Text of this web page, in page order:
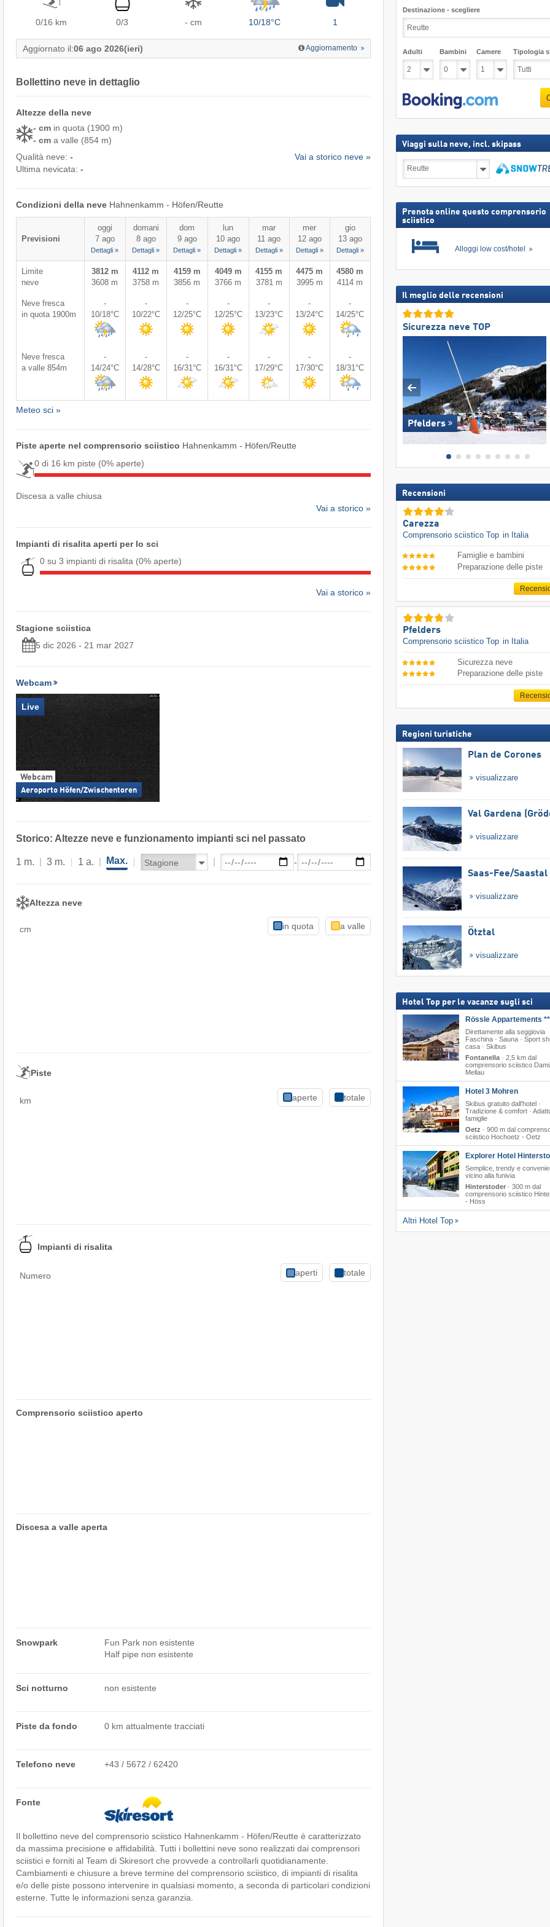
0/16 km 0/3 - cm 10/18°C 1
Aggiornato il:06 ago 2026(ieri) Aggiornamento
Bollettino neve in dettaglio
Altezze della neve
- cm in quota (1900 m)
- cm a valle (854 m)
Qualità neve: -
Ultima nevicata: -
Vai a storico neve »
Condizioni della neve Hahnenkamm - Höfen/​Reutte
Previsioni
oggi
7 ago
Dettagli »
domani
8 ago
Dettagli »
dom
9 ago
Dettagli »
lun
10 ago
Dettagli »
mar
11 ago
Dettagli »
mer
12 ago
Dettagli »
gio
13 ago
Dettagli »
Limite
neve
3812 m
3608 m
4112 m
3758 m
4159 m
3856 m
4049 m
3766 m
4155 m
3781 m
4475 m
3995 m
4580 m
4114 m
Neve fresca
in quota 1900m
-
10/18°C
-
10/22°C
-
12/25°C
-
12/25°C
-
13/23°C
-
13/24°C
-
14/25°C
Neve fresca
a valle 854m
-
14/24°C
-
14/28°C
-
16/31°C
-
16/31°C
-
17/29°C
-
17/30°C
-
18/31°C
Meteo sci »
Piste aperte nel comprensorio sciistico Hahnenkamm - Höfen/​Reutte
0 di 16 km piste (0% aperte)
Discesa a valle chiusa
Vai a storico »
Impianti di risalita aperti per lo sci
0 su 3 impianti di risalita (0% aperte)
Vai a storico »
Stagione sciistica
5 dic 2026 - 21 mar 2027
Webcam
Webcam
Aeroporto Höfen/Zwischentoren
Live
Storico: Altezze neve e funzionamento impianti sci nel passato
1 m. 3 m. 1 a. Max. -
Altezza neve
cm in quota a valle
Piste
km aperte totale
Impianti di risalita
Numero aperti totale
Comprensorio sciistico aperto
Discesa a valle aperta
Snowpark
Fun Park non esistente
Half pipe non esistente
Sci notturno non esistente
Piste da fondo 0 km attualmente tracciati
Telefono neve +43 / 5672 / 62420
Fonte
Il bollettino neve del comprensorio sciistico Hahnenkamm - Höfen/​Reutte è caratterizzato
da massima precisione e affidabilità. Tutti i bollettini neve sono realizzati dai comprensori
sciistici e forniti al Team di Skiresort che provvede a controllarli quotidianamente.
Cambiamenti e chiusure a breve termine del comprensorio sciistico, di impianti di risalita
e/o delle piste possono intervenire in qualsiasi momento, a seconda di particolari condizioni
esterne. Tutte le informazioni senza garanzia.
Destinazione - scegliere
Adulti Bambini Camere Tipologia
Viaggi sulla neve, incl. skipass
sulla
Prenota online questo comprensorio
sciistico
Alloggi low cost/hotel
Il meglio delle recensioni
Sicurezza neve TOP
Pfelders
Recensioni
Carezza
Comprensorio sciistico Top in Italia
Famiglie e bambini
Preparazione delle piste
Pfelders
Comprensorio sciistico Top in Italia
Sicurezza neve
Preparazione delle piste
Regioni turistiche
Plan de Corones
visualizzare
Val Gardena
visualizzare
Saas-Fee/​Saastal
visualizzare
Ötztal
visualizzare
Hotel Top per le vacanze sugli sci
Rössle Appartements
Direttamente alla seggiovia
Faschina · Sauna · Sport
casa · Skibus
Fontanella · 2,5 km dal
comprensorio sciistico
Mellau
Hotel 3 Mohren
Skibus gratuito dall’hotel ·
Tradizione & comfort ·
famiglie
Oetz · 900 m dal
sciistico Hochoetz - Oetz
Explorer Hotel
Semplice, trendy e
vicino alla funivia
Hinterstoder· 300 m dal
comprensorio sciistico
- Höss
Altri Hotel Top